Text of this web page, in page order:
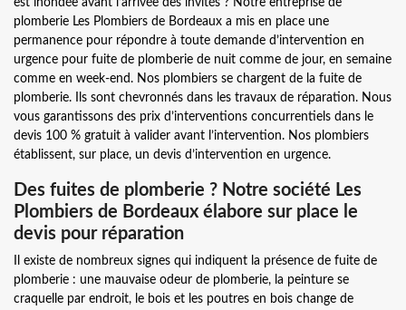
plomberie Les Plombiers de Bordeaux a mis en place une
permanence pour répondre à toute demande d’intervention en
urgence pour fuite de plomberie de nuit comme de jour, en semaine
comme en week-end. Nos plombiers se chargent de la fuite de
plomberie. Ils sont chevronnés dans les travaux de réparation. Nous
vous garantissons des prix d’interventions concurrentiels dans le
devis 100 % gratuit à valider avant l’intervention. Nos plombiers
établissent, sur place, un devis d’intervention en urgence.
Des fuites de plomberie ? Notre société Les
Plombiers de Bordeaux élabore sur place le
devis pour réparation
Il existe de nombreux signes qui indiquent la présence de fuite de
plomberie : une mauvaise odeur de plomberie, la peinture se
craquelle par endroit, le bois et les poutres en bois change de